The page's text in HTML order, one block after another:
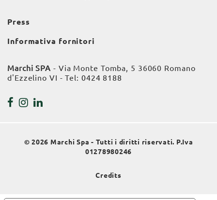
Press
Informativa fornitori
Marchi SPA - Via Monte Tomba, 5 36060 Romano
d'Ezzelino VI - Tel: 0424 8188
© 2026 Marchi Spa - Tutti i diritti riservati. P.Iva
01278980246
Credits